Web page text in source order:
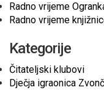
Radno vrijeme
Radno vrijeme
Kategorije
Čitateljski klubovi
Dječja igraonica